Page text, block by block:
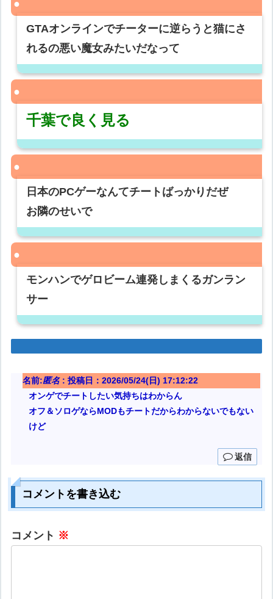
GTAオンラインでチーターに逆らうと猫にさ
れるの悪い魔女みたいだなって
千葉で良く見る
日本のPCゲーなんてチートばっかりだぜ
お隣のせいで
モンハンでゲロビーム連発しまくるガンラン
サー
名前:匿名: 投稿日：2026/05/24(日) 17:12:22
オンゲでチートしたい気持ちはわからん
オフ＆ソロゲならMODもチートだからわからないでもない
けど
返信
コメントを書き込む
コメント ※